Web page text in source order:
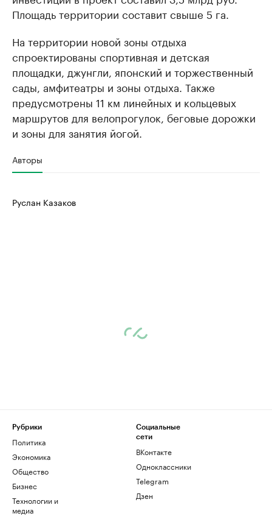
Площадь территории составит свыше 5 га.
На территории новой зоны отдыха
спроектированы спортивная и детская
площадки, джунгли, японский и торжественный
сады, амфитеатры и зоны отдыха. Также
предусмотрены 11 км линейных и кольцевых
маршрутов для велопрогулок, беговые дорожки
и зоны для занятия йогой.
Авторы
Руслан Казаков
Рубрики
Политика
Экономика
Общество
Бизнес
Технологии и
медиа
Социальные
сети
ВКонтакте
Одноклассники
Telegram
Дзен